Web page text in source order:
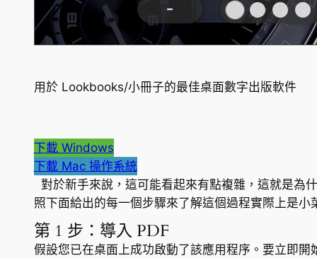
用於 Lookbooks/小冊子的最佳桌面數字出版軟件
下載 Windows
下載 Mac 操作系統
對於新手來說，這可能看起來有點複雜，這就是為
照下面給出的每一個步驟來了解這個過程實際上是
第 1 步：導入 PDF
假設您已在桌面上成功啟動了該應用程序。要立即開